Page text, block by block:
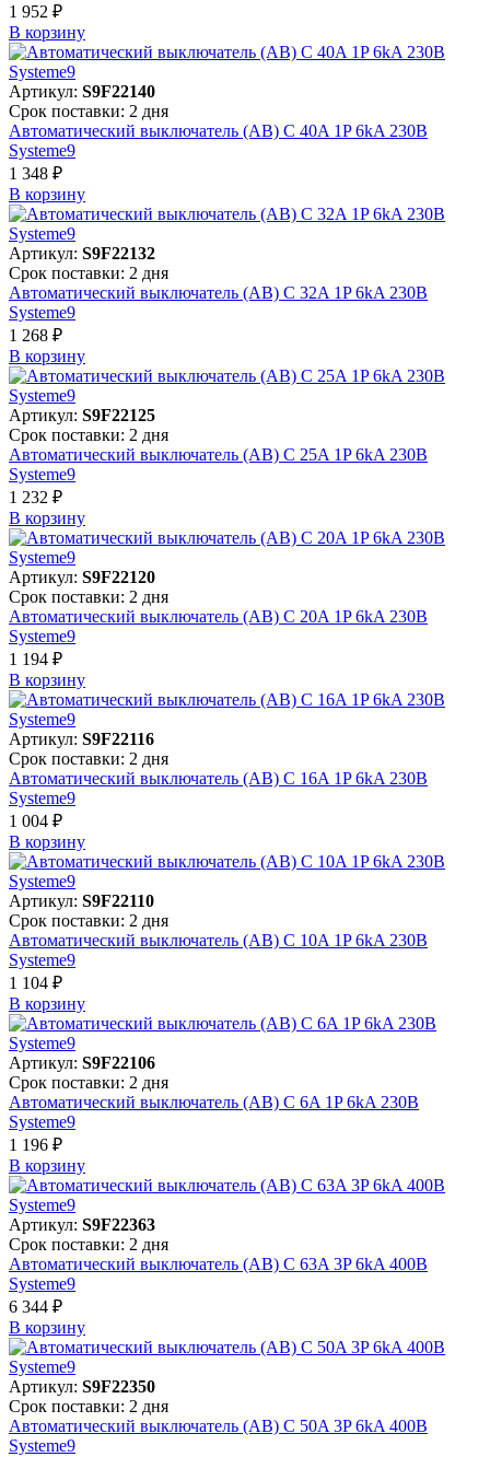
1 952 ₽
В корзинy
Артикул: S9F22140
Срок поставки: 2 дня
Автоматический выключатель (АВ) C 40A 1P 6kA 230В
Systeme9
1 348 ₽
В корзинy
Артикул: S9F22132
Срок поставки: 2 дня
Автоматический выключатель (АВ) C 32A 1P 6kA 230В
Systeme9
1 268 ₽
В корзинy
Артикул: S9F22125
Срок поставки: 2 дня
Автоматический выключатель (АВ) C 25A 1P 6kA 230В
Systeme9
1 232 ₽
В корзинy
Артикул: S9F22120
Срок поставки: 2 дня
Автоматический выключатель (АВ) C 20A 1P 6kA 230В
Systeme9
1 194 ₽
В корзинy
Артикул: S9F22116
Срок поставки: 2 дня
Автоматический выключатель (АВ) C 16A 1P 6kA 230В
Systeme9
1 004 ₽
В корзинy
Артикул: S9F22110
Срок поставки: 2 дня
Автоматический выключатель (АВ) C 10A 1P 6kA 230В
Systeme9
1 104 ₽
В корзинy
Артикул: S9F22106
Срок поставки: 2 дня
Автоматический выключатель (АВ) C 6A 1P 6kA 230В
Systeme9
1 196 ₽
В корзинy
Артикул: S9F22363
Срок поставки: 2 дня
Автоматический выключатель (АВ) C 63A 3P 6kA 400В
Systeme9
6 344 ₽
В корзинy
Артикул: S9F22350
Срок поставки: 2 дня
Автоматический выключатель (АВ) C 50A 3P 6kA 400В
Systeme9